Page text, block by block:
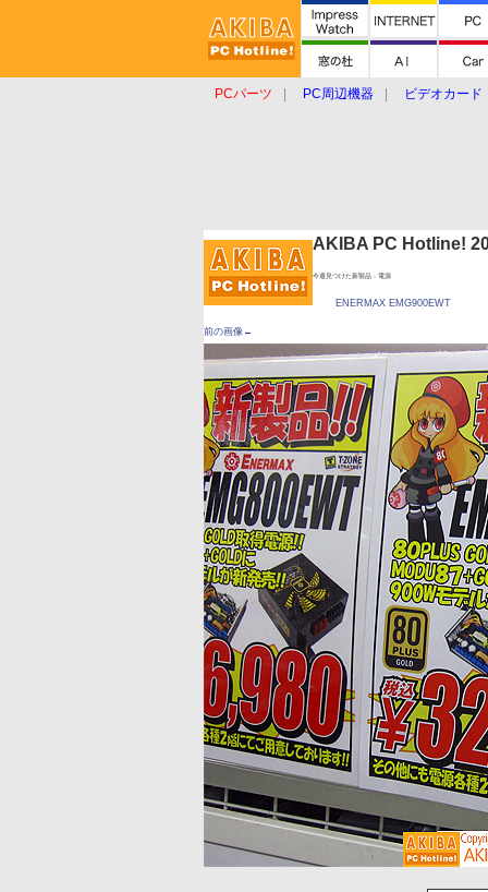
PCパーツ PC周辺機器
ビデオカード
AKIBA PC Hotline!
今週見つけた新製品：電源
ENERMAX EMG900EWT
前の画像←